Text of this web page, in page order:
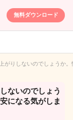
無料ダウンロード
がりしないのでしょうか
ないのでしょう
になる気がしま